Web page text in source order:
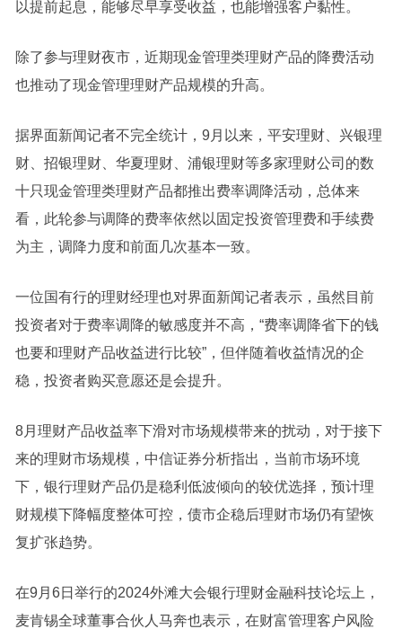
以提前起息，能够尽早享受收益，也能增强客户黏性。
除了参与理财夜市，近期现金管理类理财产品的降费活动
也推动了现金管理理财产品规模的升高。
据界面新闻记者不完全统计，9月以来，平安理财、兴银理
财、招银理财、华夏理财、浦银理财等多家理财公司的数
十只现金管理类理财产品都推出费率调降活动，总体来
看，此轮参与调降的费率依然以固定投资管理费和手续费
为主，调降力度和前面几次基本一致。
一位国有行的理财经理也对界面新闻记者表示，虽然目前
投资者对于费率调降的敏感度并不高，“费率调降省下的钱
也要和理财产品收益进行比较”，但伴随着收益情况的企
稳，投资者购买意愿还是会提升。
8月理财产品收益率下滑对市场规模带来的扰动，对于接下
来的理财市场规模，中信证券分析指出，当前市场环境
下，银行理财产品仍是稳利低波倾向的较优选择，预计理
财规模下降幅度整体可控，债市企稳后理财市场仍有望恢
复扩张趋势。
在9月6日举行的2024外滩大会银行理财金融科技论坛上，
麦肯锡全球董事合伙人马奔也表示，在财富管理客户风险